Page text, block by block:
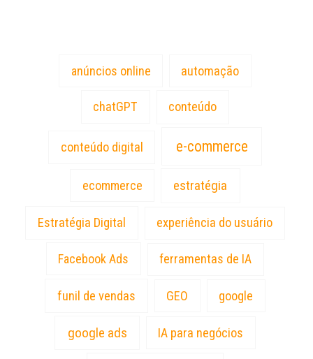
anúncios online automação
chatGPT conteúdo
conteúdo digital e-commerce
ecommerce estratégia
Estratégia Digital experiência do usuário
Facebook Ads ferramentas de IA
funil de vendas GEO google
google ads IA para negócios